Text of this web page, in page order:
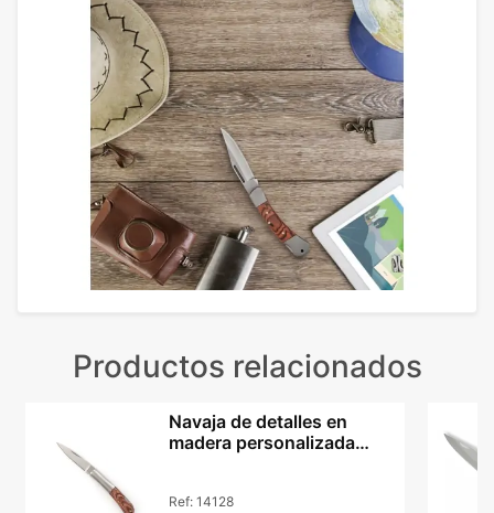
Productos relacionados
Navaja de detalles en
madera personalizada
Ref: 14128